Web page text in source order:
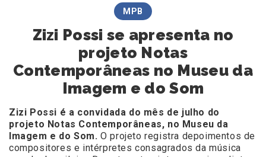
MPB
Zizi Possi se apresenta no
projeto Notas
Contemporâneas no Museu da
Imagem e do Som
Zizi Possi é a convidada do mês de julho do
projeto Notas Contemporâneas, no Museu da
Imagem e do Som. O projeto registra depoimentos de
compositores e intérpretes consagrados da música